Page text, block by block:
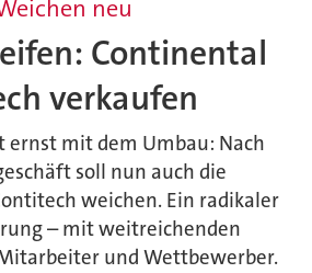
neu
Continental
verkaufen
mit dem Umbau: Nach
soll nun auch die
weichen. Ein radikaler
– mit weitreichenden
und Wettbewerber.